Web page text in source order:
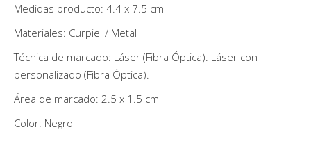
Medidas producto: 4.4 x 7.5 cm
Materiales: Curpiel / Metal
Técnica de marcado: Láser (Fibra Óptica). Láser con
personalizado (Fibra Óptica).
Área de marcado: 2.5 x 1.5 cm
Color: Negro